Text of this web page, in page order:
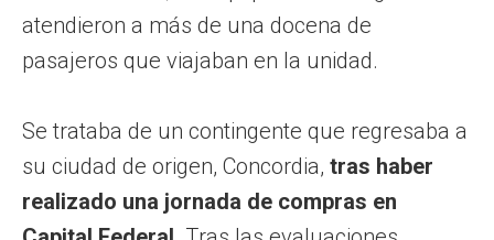
atendieron a más de una docena de
pasajeros que viajaban en la unidad.
Se trataba de un contingente que regresaba a
su ciudad de origen, Concordia, tras haber
realizado una jornada de compras en